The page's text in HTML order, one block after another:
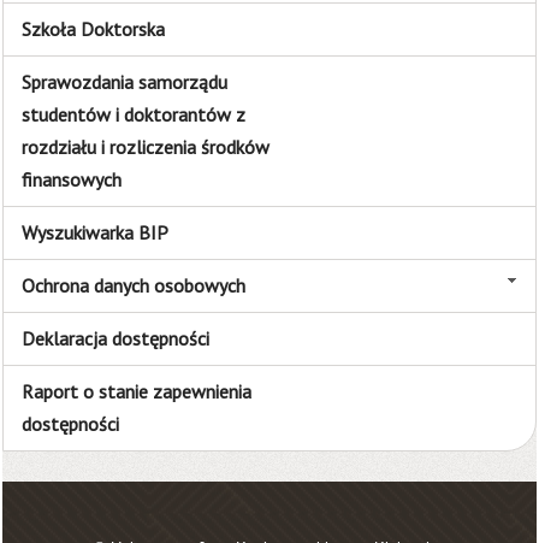
Szkoła Doktorska
Sprawozdania samorządu
studentów i doktorantów z
rozdziału i rozliczenia środków
finansowych
Wyszukiwarka BIP
Ochrona danych osobowych
Deklaracja dostępności
Raport o stanie zapewnienia
dostępności